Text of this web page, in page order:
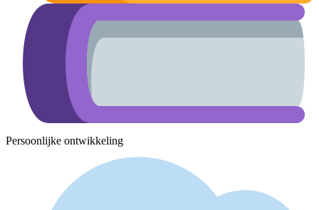
Persoonlijke ontwikkeling